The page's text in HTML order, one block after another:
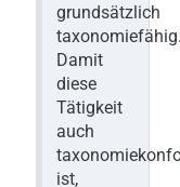
grundsätzlich
taxonomiefähig.
Damit
diese
Tätigkeit
auch
ist,